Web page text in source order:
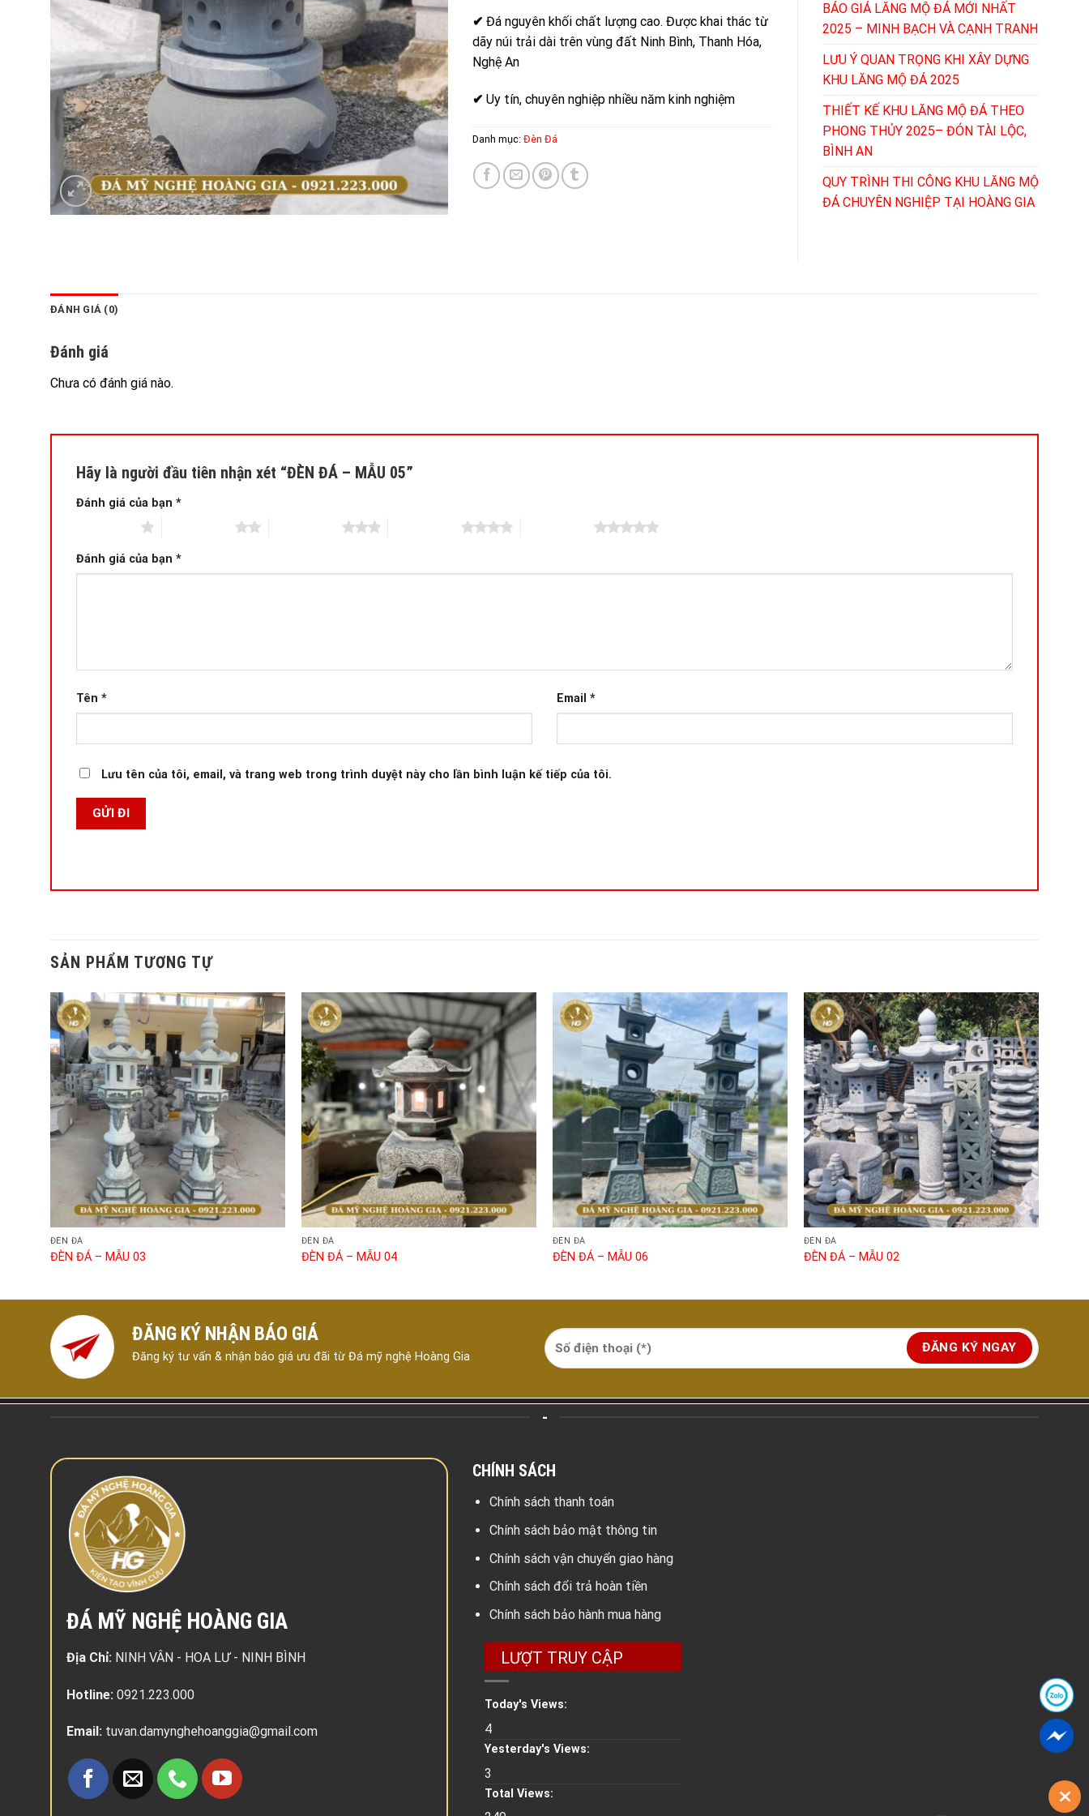
✔ Đá nguyên khối chất lượng cao. Được khai thác từ
dãy núi trải dài trên vùng đất Ninh Bình, Thanh Hóa,
Nghệ An
✔ Uy tín, chuyên nghiệp nhiều năm kinh nghiệm
Danh mục: Đèn Đá
BÁO GIÁ LĂNG MỘ ĐÁ MỚI NHẤT
2025 – MINH BẠCH VÀ CẠNH TRANH
LƯU Ý QUAN TRỌNG KHI XÂY DỰNG
KHU LĂNG MỘ ĐÁ 2025
THIẾT KẾ KHU LĂNG MỘ ĐÁ THEO
PHONG THỦY 2025– ĐÓN TÀI LỘC,
BÌNH AN
QUY TRÌNH THI CÔNG KHU LĂNG MỘ
ĐÁ CHUYÊN NGHIỆP TẠI HOÀNG GIA
ĐÁNH GIÁ (0)
Đánh giá
Chưa có đánh giá nào.
Hãy là người đầu tiên nhận xét “ĐÈN ĐÁ – MẪU 05”
Đánh giá của bạn *
Đánh giá của bạn *
Tên * Email *
Lưu tên của tôi, email, và trang web trong trình duyệt này cho lần bình luận kế tiếp của tôi.
SẢN PHẨM TƯƠNG TỰ
ĐÈN ĐÁ
ĐÈN ĐÁ – MẪU 03
ĐÈN ĐÁ
ĐÈN ĐÁ – MẪU 04
ĐÈN ĐÁ
ĐÈN ĐÁ – MẪU 06
ĐÈN ĐÁ
ĐÈN ĐÁ – MẪU 02
ĐĂNG KÝ NHẬN BÁO GIÁ
Đăng ký tư vấn & nhận báo giá ưu đãi từ Đá mỹ nghệ Hoàng Gia
-
ĐÁ MỸ NGHỆ HOÀNG GIA
Địa Chỉ: NINH VÂN - HOA LƯ - NINH BÌNH
Hotline: 0921.223.000
Email: tuvan.damynghehoanggia@gmail.com
CHÍNH SÁCH
Chính sách thanh toán
Chính sách bảo mật thông tin
Chính sách vận chuyển giao hàng
Chính sách đổi trả hoàn tiền
Chính sách bảo hành mua hàng
LƯỢT TRUY CẬP
Today's Views:
4
Yesterday's Views:
3
Total Views: